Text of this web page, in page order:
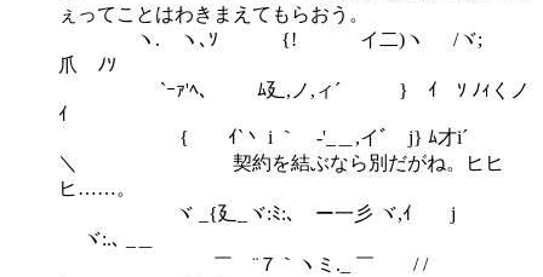
ぇってことはわきまえてもらおう。
ヽ. ヽ､ｿ {! イ二)ヽ /ヾ;
爪 ﾉｿ
`ｰｧ'ﾍ、 ﾑ廴,ノ,ィ´ } ｲ ｿ ﾉｨくノ
ｲ
{ ｲ`丶 i ｀ゞ-'_＿,イﾞゝj} ﾑ才i´
＼ 契約を結ぶなら別だがね。ヒヒ
ヒ……。
ヾ _{廴_ヾ:ﾐ:､ゞー一彡 ヾ,ｲ j
ヾ:.､ _＿
￣ ¨７｀ヽミ._ ￣ / /